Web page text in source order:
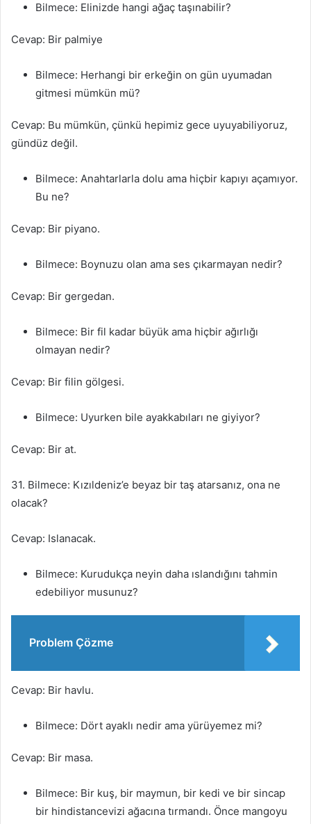
Bilmece: Elinizde hangi ağaç taşınabilir?
Cevap: Bir palmiye
Bilmece: Herhangi bir erkeğin on gün uyumadan
gitmesi mümkün mü?
Cevap: Bu mümkün, çünkü hepimiz gece uyuyabiliyoruz,
gündüz değil.
Bilmece: Anahtarlarla dolu ama hiçbir kapıyı açamıyor.
Bu ne?
Cevap: Bir piyano.
Bilmece: Boynuzu olan ama ses çıkarmayan nedir?
Cevap: Bir gergedan.
Bilmece: Bir fil kadar büyük ama hiçbir ağırlığı
olmayan nedir?
Cevap: Bir filin gölgesi.
Bilmece: Uyurken bile ayakkabıları ne giyiyor?
Cevap: Bir at.
31. Bilmece: Kızıldeniz’e beyaz bir taş atarsanız, ona ne
olacak?
Cevap: Islanacak.
Bilmece: Kurudukça neyin daha ıslandığını tahmin
edebiliyor musunuz?
Problem Çözme
Cevap: Bir havlu.
Bilmece: Dört ayaklı nedir ama yürüyemez mi?
Cevap: Bir masa.
Bilmece: Bir kuş, bir maymun, bir kedi ve bir sincap
bir hindistancevizi ağacına tırmandı. Önce mangoyu